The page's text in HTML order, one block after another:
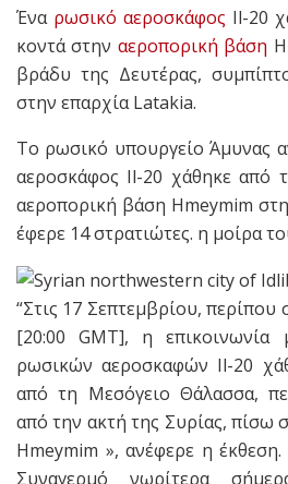
Ένα ρωσικό αεροσκάφος Il-20
κοντά στην αεροπορική βάση
βράδυ της Δευτέρας,
στην επαρχία Latakia.
Το ρωσικό υπουργείο Άμυνας
αεροσκάφος Il-20 χάθηκε από
αεροπορική βάση Hmeymim
έφερε 14 στρατιώτες. η μοίρα
“Στις 17 Σεπτεμβρίου, περίπου
[20:00 GMT], η
ρωσικών αεροσκαφών Il-20
από τη Μεσόγειο Θάλασσα,
από την ακτή της Συρίας, πίσω
Hmeymim », ανέφερε η έκθεση.
Συναγερμό νωρίτερα